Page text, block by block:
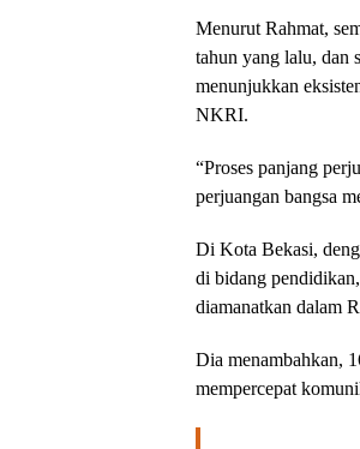
Menurut Rahmat,
tahun yang lalu, dan
menunjukkan
NKRI.
“Proses panjang
perjuangan bangsa
Di Kota Bekasi,
di bidang
diamanatkan dalam
Dia menambahkan,
mempercepat